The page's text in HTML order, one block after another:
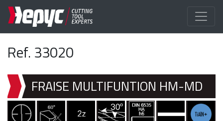
Ref. 33020
FRAISE MULTIFUNTION HM-MD